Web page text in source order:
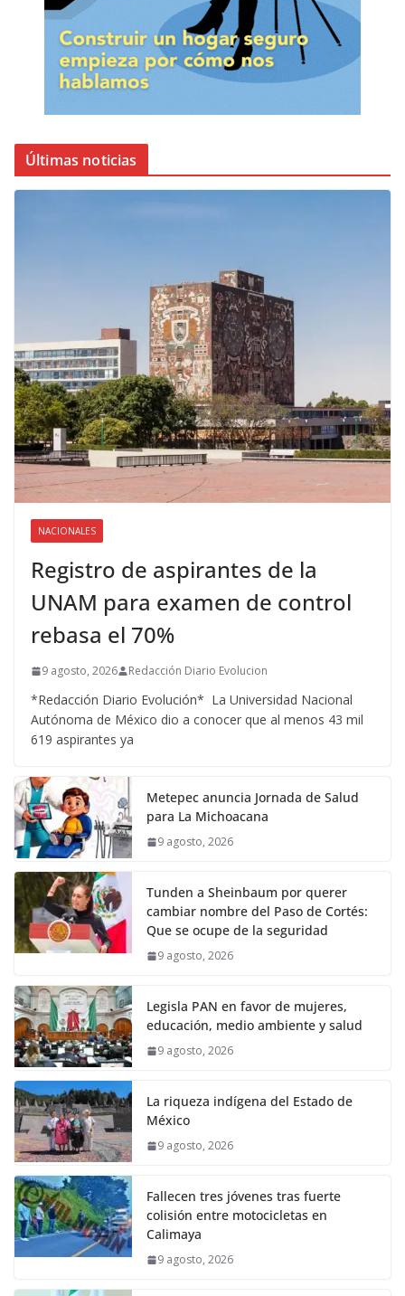
Últimas noticias
NACIONALES
Registro de aspirantes de la
UNAM para examen de control
rebasa el 70%
9 agosto, 2026 Redacción Diario Evolucion
*Redacción Diario Evolución* La Universidad Nacional
Autónoma de México dio a conocer que al menos 43 mil
619 aspirantes ya
Metepec anuncia Jornada de Salud
para La Michoacana
9 agosto, 2026
Tunden a Sheinbaum por querer
cambiar nombre del Paso de Cortés:
Que se ocupe de la seguridad
9 agosto, 2026
Legisla PAN en favor de mujeres,
educación, medio ambiente y salud
9 agosto, 2026
La riqueza indígena del Estado de
México
9 agosto, 2026
Fallecen tres jóvenes tras fuerte
colisión entre motocicletas en
Calimaya
9 agosto, 2026